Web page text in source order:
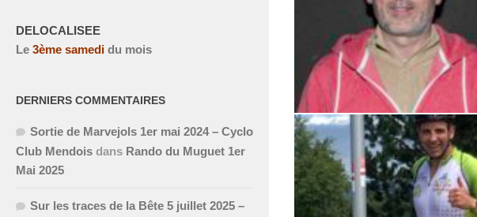
DELOCALISEE
Le 3ème samedi du mois
DERNIERS COMMENTAIRES
Sortie de Marvejols 1er mai 2024 – Cyclo
Club Mendois dans Rando du Muguet 1er
Mai 2025
Sur les traces de la Bête 5 juillet 2025 –